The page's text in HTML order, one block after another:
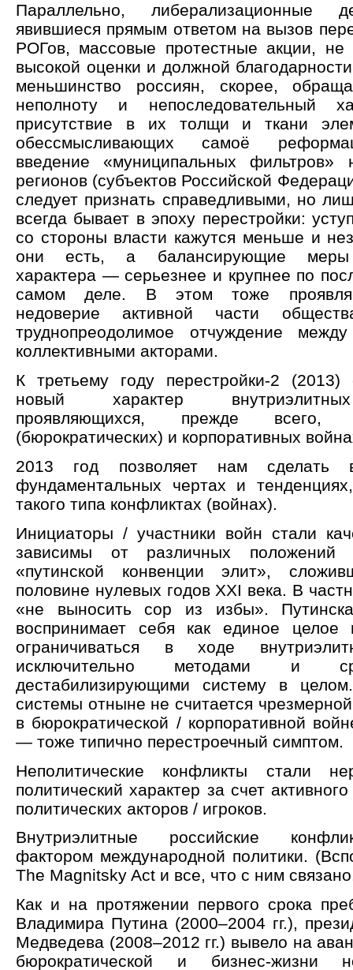
Параллельно, либерализационные
явившиеся прямым ответом на вызов
РОГов, массовые протестные акции,
высокой оценки и должной
меньшинство россиян, скорее,
неполноту и непоследовательный
присутствие в их толщи и ткани
обессмысливающих самоё
введение «муниципальных фильтров»
регионов (субъектов Российской
следует признать справедливыми, но
всегда бывает в эпоху перестройки:
со стороны власти кажутся меньше и
они есть, а балансирующие меры
характера — серьезнее и крупнее по
самом деле. В этом тоже
недоверие активной части
труднопреодолимое отчуждение
коллективными акторами.
К третьему году перестройки-2
новый характер
проявляющихся, прежде всего,
(бюрократических) и корпоративных
2013 год позволяет нам
фундаментальных чертах и
такого типа конфликтах (войнах).
Инициаторы / участники войн стали
зависимы от различных положений
«путинской конвенции элит»,
половине нулевых годов XXI века. В
«не выносить сор из избы».
воспринимает себя как единое целое
ограничиваться в ходе
исключительно методами и
дестабилизирующими систему в
системы отныне не считается
в бюрократической / корпоративной
— тоже типично перестроечный симптом.
Неполитические конфликты стали
политический характер за счет
политических акторов / игроков.
Внутриэлитные российские
фактором международной политики.
The Magnitsky Act и все, что с ним
Как и на протяжении первого срока
Владимира Путина (2000–2004 гг.),
Медведева (2008–2012 гг.) вывело на
бюрократической и бизнес-жизни